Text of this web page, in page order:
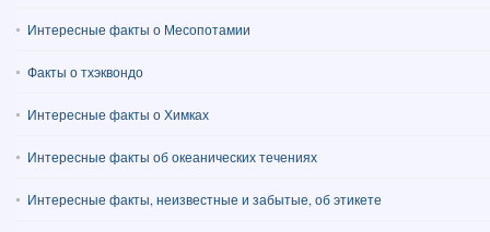
Интересные факты о Месопотамии
Факты о тхэквондо
Интересные факты о Химках
Интересные факты об океанических течениях
Интересные факты, неизвестные и забытые, об этикете